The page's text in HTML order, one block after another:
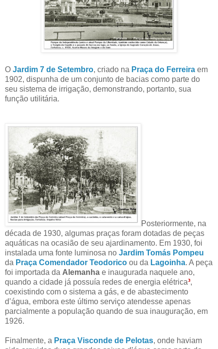
O Jardim 7 de Setembro, criado na Praça do Ferreira em
1902, dispunha de um conjunto de bacias como parte do
seu sistema de irrigação, demonstrando, portanto, sua
função utilitária.
Posteriormente, na
década de 1930, algumas praças foram dotadas de peças
aquáticas na ocasião de seu ajardinamento. Em 1930, foi
instalada uma fonte luminosa no Jardim Tomás Pompeu
da Praça Comendador Teodorico ou da Lagoinha. A peça
foi importada da Alemanha e inaugurada naquele ano,
quando a cidade já possuía redes de energia elétrica³,
coexistindo com o sistema a gás, e de abastecimento
d’água, embora este último serviço atendesse apenas
parcialmente a população quando de sua inauguração, em
1926.
Finalmente, a Praça Visconde de Pelotas, onde haviam